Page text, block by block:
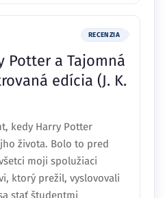
RECENZIA
Potter a Tajomná
edícia (J. K.
kedy Harry Potter
života. Bolo to pred
moji spolužiaci
ktorý prežil, vyslovovali
stať študentmi